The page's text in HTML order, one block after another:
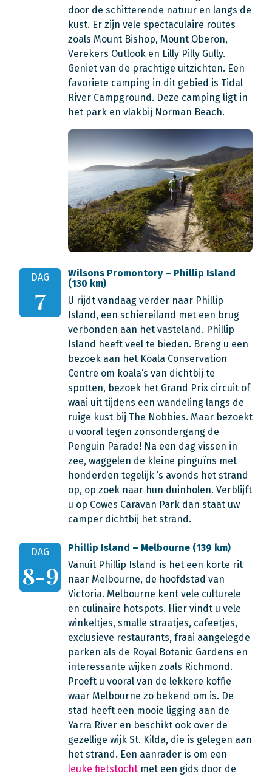
door de schitterende natuur en langs de
kust. Er zijn vele spectaculaire routes
zoals Mount Bishop, Mount Oberon,
Verekers Outlook en Lilly Pilly Gully.
Geniet van de prachtige uitzichten. Een
favoriete camping in dit gebied is Tidal
River Campground. Deze camping ligt in
het park en vlakbij Norman Beach.
DAG
7
Wilsons Promontory – Phillip Island
(130 km)
U rijdt vandaag verder naar Phillip
Island, een schiereiland met een brug
verbonden aan het vasteland. Phillip
Island heeft veel te bieden. Breng u een
bezoek aan het Koala Conservation
Centre om koala’s van dichtbij te
spotten, bezoek het Grand Prix circuit of
waai uit tijdens een wandeling langs de
ruige kust bij The Nobbies. Maar bezoekt
u vooral tegen zonsondergang de
Penguin Parade! Na een dag vissen in
zee, waggelen de kleine pinguïns met
honderden tegelijk ’s avonds het strand
op, op zoek naar hun duinholen. Verblijft
u op Cowes Caravan Park dan staat uw
camper dichtbij het strand.
DAG
8-9
Phillip Island – Melbourne (139 km)
Vanuit Phillip Island is het een korte rit
naar Melbourne, de hoofdstad van
Victoria. Melbourne kent vele culturele
en culinaire hotspots. Hier vindt u vele
winkeltjes, smalle straatjes, cafeetjes,
exclusieve restaurants, fraai aangelegde
parken als de Royal Botanic Gardens en
interessante wijken zoals Richmond.
Proeft u vooral van de lekkere koffie
waar Melbourne zo bekend om is. De
stad heeft een mooie ligging aan de
Yarra River en beschikt ook over de
gezellige wijk St. Kilda, die is gelegen aan
het strand. Een aanrader is om een
leuke fietstocht met een gids door de